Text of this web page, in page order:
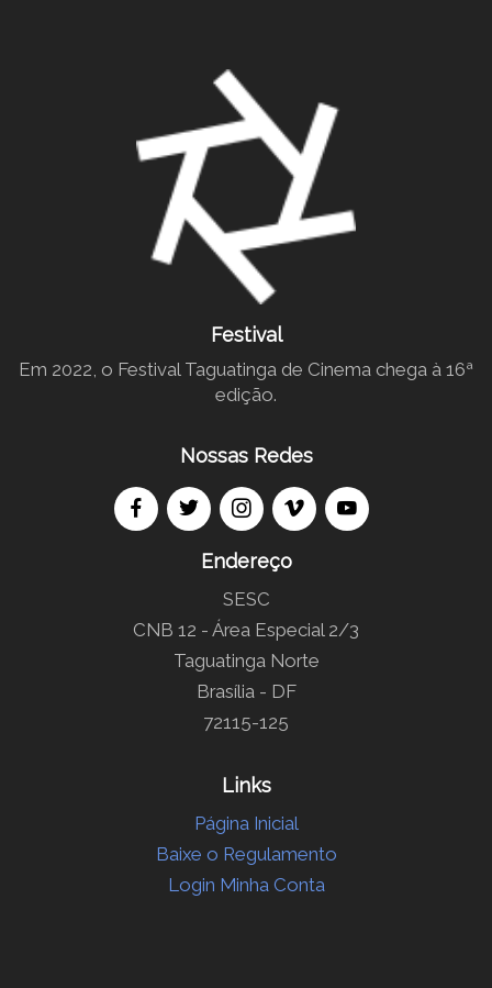
Festival
Em 2022, o Festival Taguatinga de Cinema chega à 16ª
edição.
Nossas Redes
Endereço
SESC
CNB 12 - Área Especial 2/3
Taguatinga Norte
Brasília - DF
72115-125
Links
Página Inicial
Baixe o Regulamento
Login Minha Conta